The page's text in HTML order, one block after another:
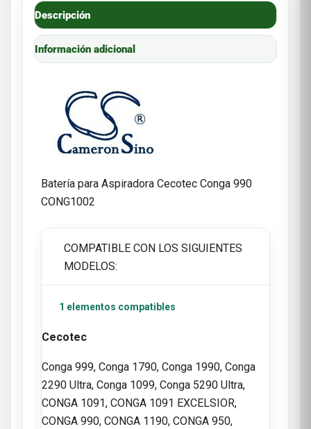
Descripción
Información adicional
Batería para Aspiradora Cecotec Conga 990
CONG1002
COMPATIBLE CON LOS SIGUIENTES
MODELOS:
1 elementos compatibles
Cecotec
Conga 999, Conga 1790, Conga 1990, Conga
2290 Ultra, Conga 1099, Conga 5290 Ultra,
CONGA 1091, CONGA 1091 EXCELSIOR,
CONGA 990, CONGA 1190, CONGA 950,